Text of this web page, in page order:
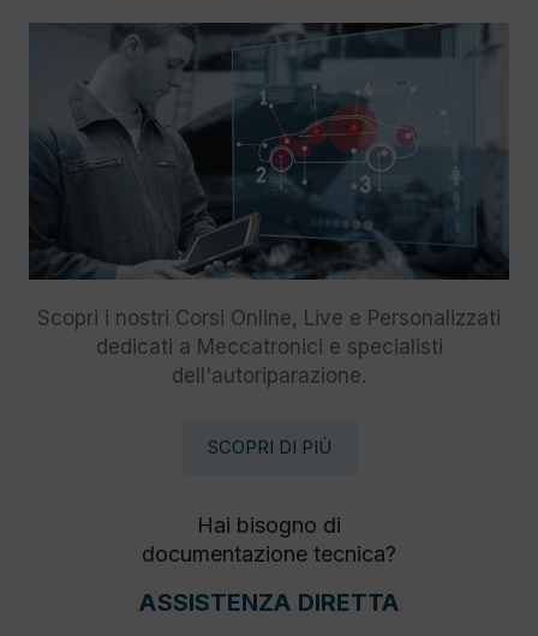
Scopri i nostri Corsi Online, Live e Personalizzati
dedicati a Meccatronici e specialisti
dell'autoriparazione.
SCOPRI DI PIÙ
Hai bisogno di
documentazione tecnica?
ASSISTENZA DIRETTA